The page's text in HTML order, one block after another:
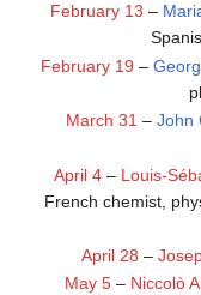
February 13 –
February 19 –
March 31 –John
April 4 – Louis-
French chemist,
April 28 –
May 5– Niccolò